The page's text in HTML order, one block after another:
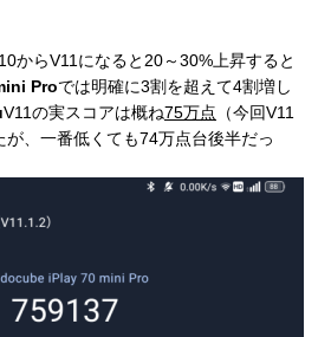
からV11になると20～30%上昇すると
Proでは明確に3割を超えて4割増し
V11の実スコアは概ね75万点 （今回V11
、一番低くても74万点台後半だっ